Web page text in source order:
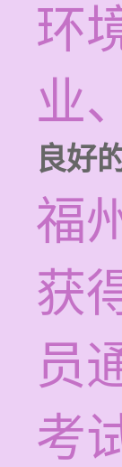
环
业
良好
福
获
员
考